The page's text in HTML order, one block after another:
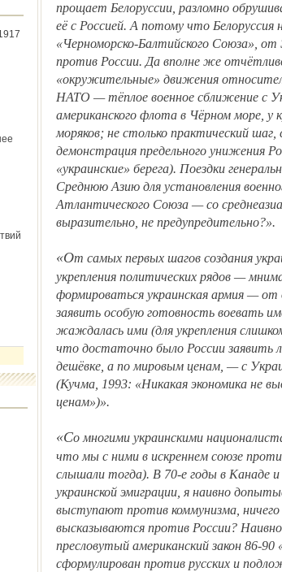
прощает Белоруссии, разломно
её с Россией. А потому что
«Черноморско-Балтийского Союза»,
против России. Да вполне же
«окружительные» движения
НАТО — тёплое военное сближение с
американского флота в Чёрном море, у
моряков; не столько практический шаг,
демонстрация предельного унижения
«украинские» берега). Поездки
Среднюю Азию для установления
Атлантического Союза — со
выразительно, не предупредительно?».
«От самых первых шагов создания украинского государства там раздувалась — для
укрепления политических рядов —
формироваться украинская армия — от
заявить особую готовность воевать
жаждалась ими (для укрепления
что достаточно было России заявить
дешёвке, а по мировым ценам, — с
(Кучма, 1993: «Никакая экономика не
ценам»)».
«Со многими украинскими националистами я сидел в лагере в 50-е годы и понимал так,
что мы с ними в искреннем союзе
слышали тогда). В 70-е годы в Канаде
украинской эмиграции, я наивно
выступают против коммунизма,
высказываются против России?
пресловутый американский закон 86-
сформулирован против русских и